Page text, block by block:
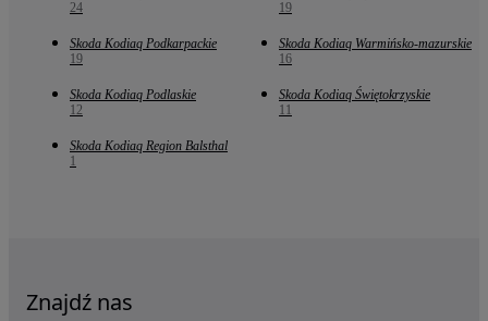
24
19
Skoda Kodiaq Podkarpackie
19
Skoda Kodiaq Warmińsko-mazurskie
16
Skoda Kodiaq Podlaskie
12
Skoda Kodiaq Świętokrzyskie
11
Skoda Kodiaq Region Balsthal
1
Znajdź nas